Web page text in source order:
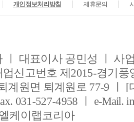
개인정보처리방침 제휴문의
ㅣ 대표이사 공민성 ㅣ 사
신고번호 제2015-경기풍
계원면 퇴계원로 77-9 ㅣ [
031-527-4958 ㅣ e-Mail.
케이랩코리아